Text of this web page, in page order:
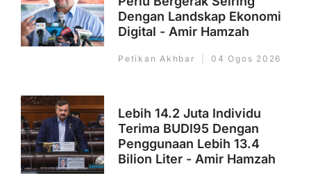
Dengan Landskap Ekonomi
Digital - Amir Hamzah
Petikan Akhbar 04 Ogos 2026
Lebih 14.2 Juta Individu
Terima BUDI95 Dengan
Penggunaan Lebih 13.4
Bilion Liter - Amir Hamzah